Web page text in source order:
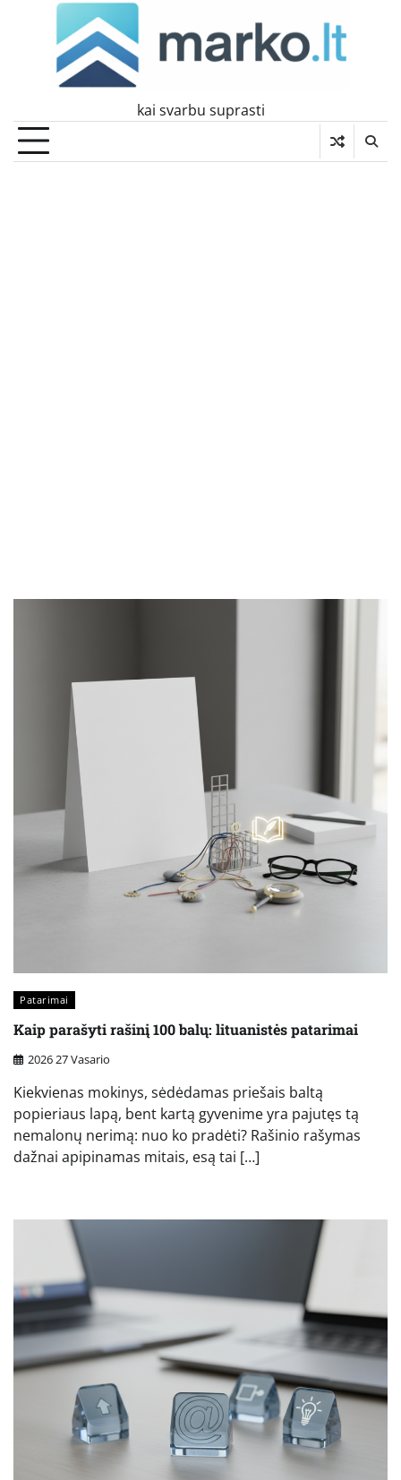
kai svarbu suprasti
Patarimai
Kaip parašyti rašinį 100 balų: lituanistės patarimai
2026 27 Vasario
Kiekvienas mokinys, sėdėdamas priešais baltą
popieriaus lapą, bent kartą gyvenime yra pajutęs tą
nemalonų nerimą: nuo ko pradėti? Rašinio rašymas
dažnai apipinamas mitais, esą tai […]